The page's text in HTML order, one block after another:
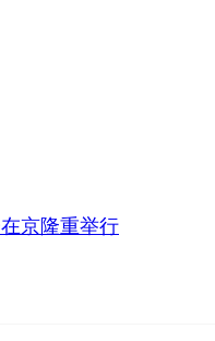
京隆重举行